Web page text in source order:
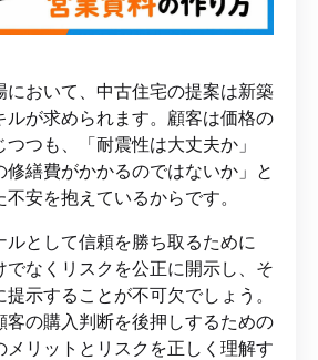
において、中古住宅の提案は新築
ルが求められます。顧客は価格の
つも、「耐震性は大丈夫か」
修繕費がかかるのではないか」と
安を抱えているからです。
ルとして信頼を勝ち取るために
でなくリスクを公正に開示し、そ
示することが不可欠でしょう。
客の購入判断を後押しするための
メリットとリスクを正しく理解す